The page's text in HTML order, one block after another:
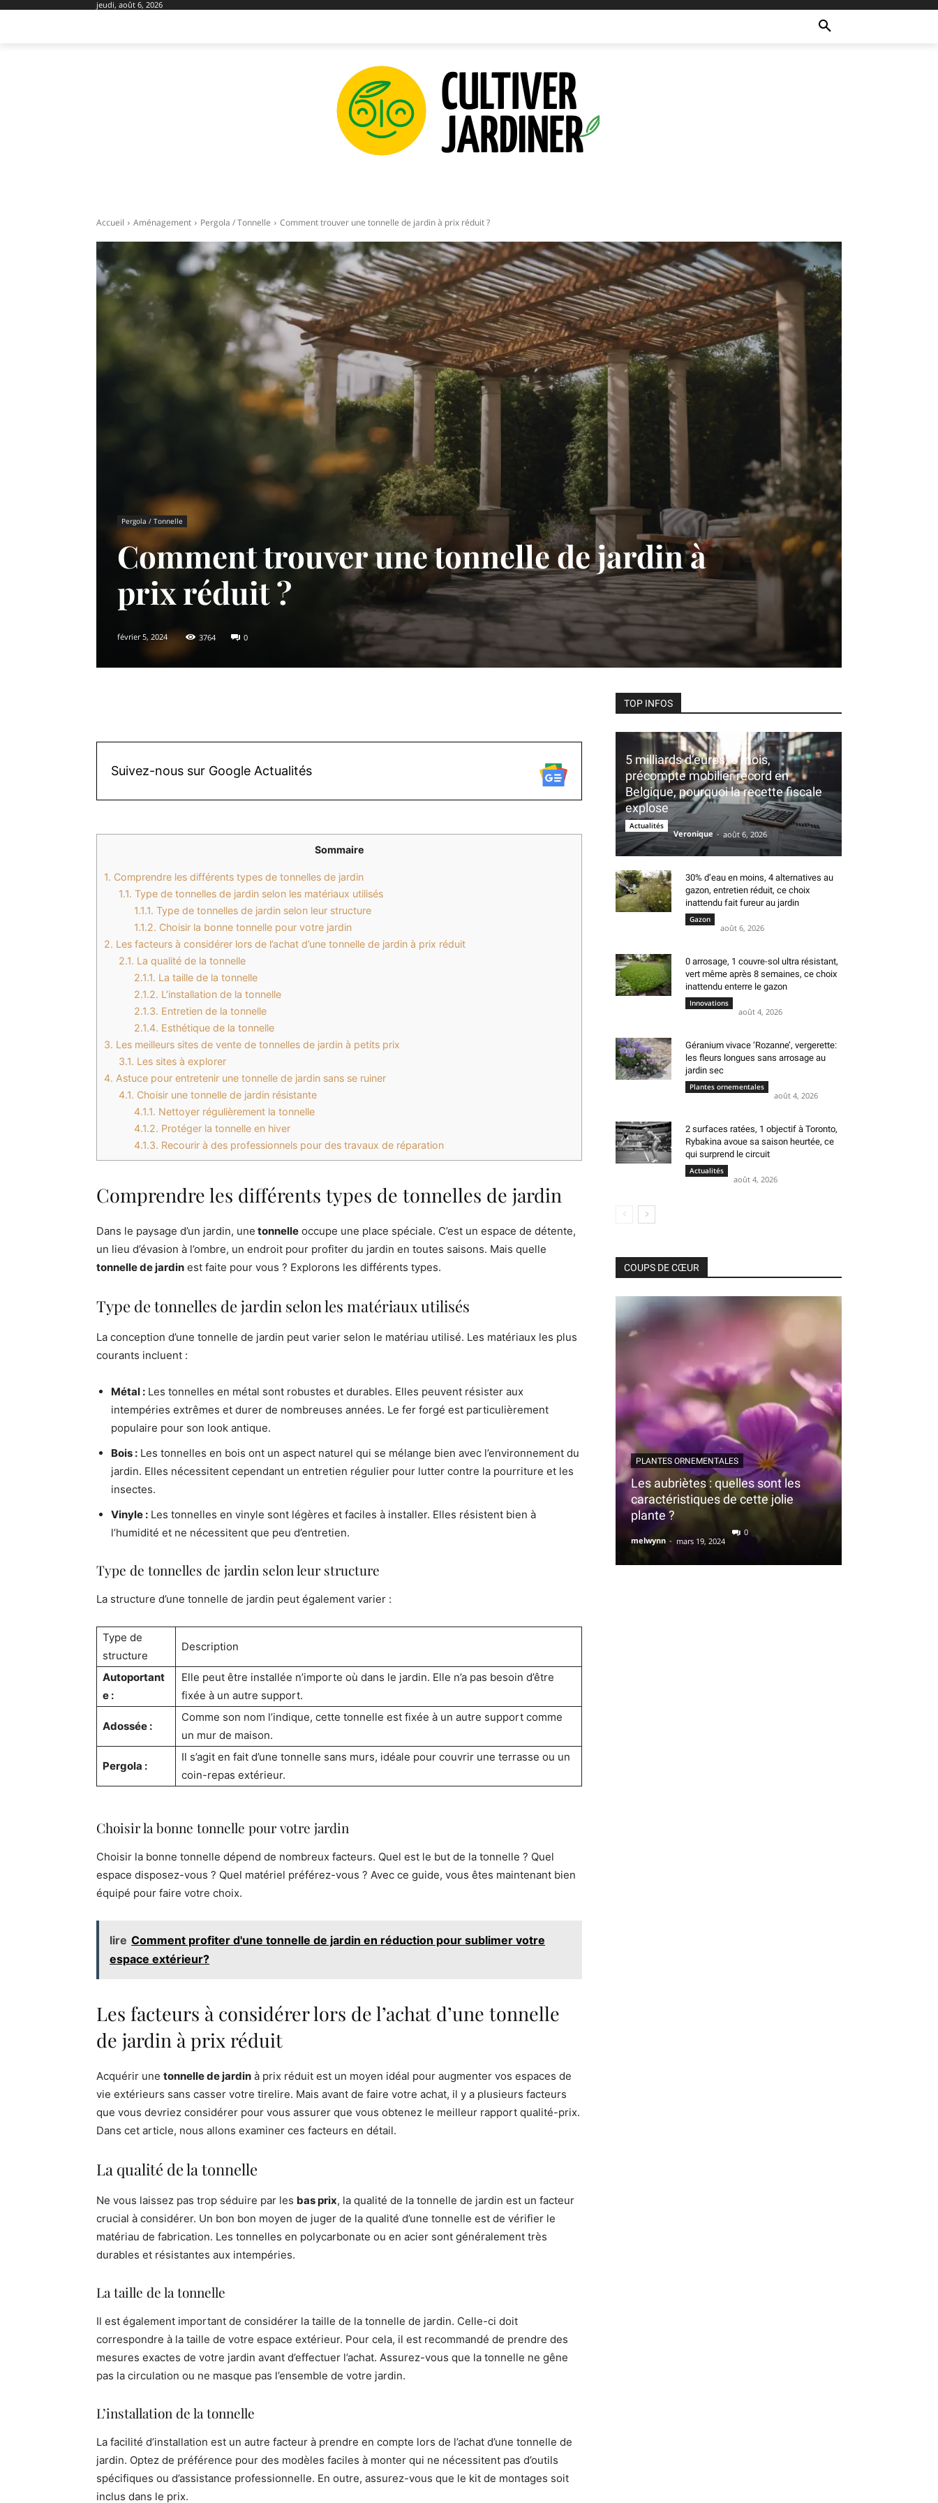
jeudi, août 6, 2026
Accueil Aménagement Pergola / Tonnelle Comment trouver une tonnelle de jardin à prix réduit ?
Pergola / Tonnelle
Comment trouver une tonnelle de jardin à
prix réduit ?
février 5, 2024 3764 0
Suivez-nous sur Google Actualités
Sommaire
1. Comprendre les différents types de tonnelles de jardin
1.1. Type de tonnelles de jardin selon les matériaux utilisés
1.1.1. Type de tonnelles de jardin selon leur structure
1.1.2. Choisir la bonne tonnelle pour votre jardin
2. Les facteurs à considérer lors de l’achat d’une tonnelle de jardin à prix réduit
2.1. La qualité de la tonnelle
2.1.1. La taille de la tonnelle
2.1.2. L’installation de la tonnelle
2.1.3. Entretien de la tonnelle
2.1.4. Esthétique de la tonnelle
3. Les meilleurs sites de vente de tonnelles de jardin à petits prix
3.1. Les sites à explorer
4. Astuce pour entretenir une tonnelle de jardin sans se ruiner
4.1. Choisir une tonnelle de jardin résistante
4.1.1. Nettoyer régulièrement la tonnelle
4.1.2. Protéger la tonnelle en hiver
4.1.3. Recourir à des professionnels pour des travaux de réparation
Comprendre les différents types de tonnelles de jardin
Dans le paysage d’un jardin, une tonnelle occupe une place spéciale. C’est un espace de détente,
un lieu d’évasion à l’ombre, un endroit pour profiter du jardin en toutes saisons. Mais quelle
tonnelle de jardin est faite pour vous ? Explorons les différents types.
Type de tonnelles de jardin selon les matériaux utilisés
La conception d’une tonnelle de jardin peut varier selon le matériau utilisé. Les matériaux les plus
courants incluent :
Métal : Les tonnelles en métal sont robustes et durables. Elles peuvent résister aux
intempéries extrêmes et durer de nombreuses années. Le fer forgé est particulièrement
populaire pour son look antique.
Bois : Les tonnelles en bois ont un aspect naturel qui se mélange bien avec l’environnement du
jardin. Elles nécessitent cependant un entretien régulier pour lutter contre la pourriture et les
insectes.
Vinyle : Les tonnelles en vinyle sont légères et faciles à installer. Elles résistent bien à
l’humidité et ne nécessitent que peu d’entretien.
Type de tonnelles de jardin selon leur structure
La structure d’une tonnelle de jardin peut également varier :
Type de
structure
Description
Autoportant
e :
Elle peut être installée n’importe où dans le jardin. Elle n’a pas besoin d’être
fixée à un autre support.
Adossée :
Comme son nom l’indique, cette tonnelle est fixée à un autre support comme
un mur de maison.
Pergola :
Il s’agit en fait d’une tonnelle sans murs, idéale pour couvrir une terrasse ou un
coin-repas extérieur.
Choisir la bonne tonnelle pour votre jardin
Choisir la bonne tonnelle dépend de nombreux facteurs. Quel est le but de la tonnelle ? Quel
espace disposez-vous ? Quel matériel préférez-vous ? Avec ce guide, vous êtes maintenant bien
équipé pour faire votre choix.
lire Comment profiter d'une tonnelle de jardin en réduction pour sublimer votre
espace extérieur?
Les facteurs à considérer lors de l’achat d’une tonnelle
de jardin à prix réduit
Acquérir une tonnelle de jardin à prix réduit est un moyen idéal pour augmenter vos espaces de
vie extérieurs sans casser votre tirelire. Mais avant de faire votre achat, il y a plusieurs facteurs
que vous devriez considérer pour vous assurer que vous obtenez le meilleur rapport qualité-prix.
Dans cet article, nous allons examiner ces facteurs en détail.
La qualité de la tonnelle
Ne vous laissez pas trop séduire par les bas prix, la qualité de la tonnelle de jardin est un facteur
crucial à considérer. Un bon bon moyen de juger de la qualité d’une tonnelle est de vérifier le
matériau de fabrication. Les tonnelles en polycarbonate ou en acier sont généralement très
durables et résistantes aux intempéries.
La taille de la tonnelle
Il est également important de considérer la taille de la tonnelle de jardin. Celle-ci doit
correspondre à la taille de votre espace extérieur. Pour cela, il est recommandé de prendre des
mesures exactes de votre jardin avant d’effectuer l’achat. Assurez-vous que la tonnelle ne gêne
pas la circulation ou ne masque pas l’ensemble de votre jardin.
L’installation de la tonnelle
La facilité d’installation est un autre facteur à prendre en compte lors de l’achat d’une tonnelle de
jardin. Optez de préférence pour des modèles faciles à monter qui ne nécessitent pas d’outils
spécifiques ou d’assistance professionnelle. En outre, assurez-vous que le kit de montages soit
inclus dans le prix.
TOP INFOS
5 milliards d’euros, 6 mois,
précompte mobilier record en
Belgique, pourquoi la recette fiscale
explose
Actualités
Veronique - août 6, 2026
30% d’eau en moins, 4 alternatives au
gazon, entretien réduit, ce choix
inattendu fait fureur au jardin
Gazon
août 6, 2026
0 arrosage, 1 couvre-sol ultra résistant,
vert même après 8 semaines, ce choix
inattendu enterre le gazon
Innovations
août 4, 2026
Géranium vivace ‘Rozanne’, vergerette:
les fleurs longues sans arrosage au
jardin sec
Plantes ornementales
août 4, 2026
2 surfaces ratées, 1 objectif à Toronto,
Rybakina avoue sa saison heurtée, ce
qui surprend le circuit
Actualités
août 4, 2026
COUPS DE CŒUR
PLANTES ORNEMENTALES
Les aubriètes : quelles sont les
caractéristiques de cette jolie
plante ?
melwynn - mars 19, 2024
0